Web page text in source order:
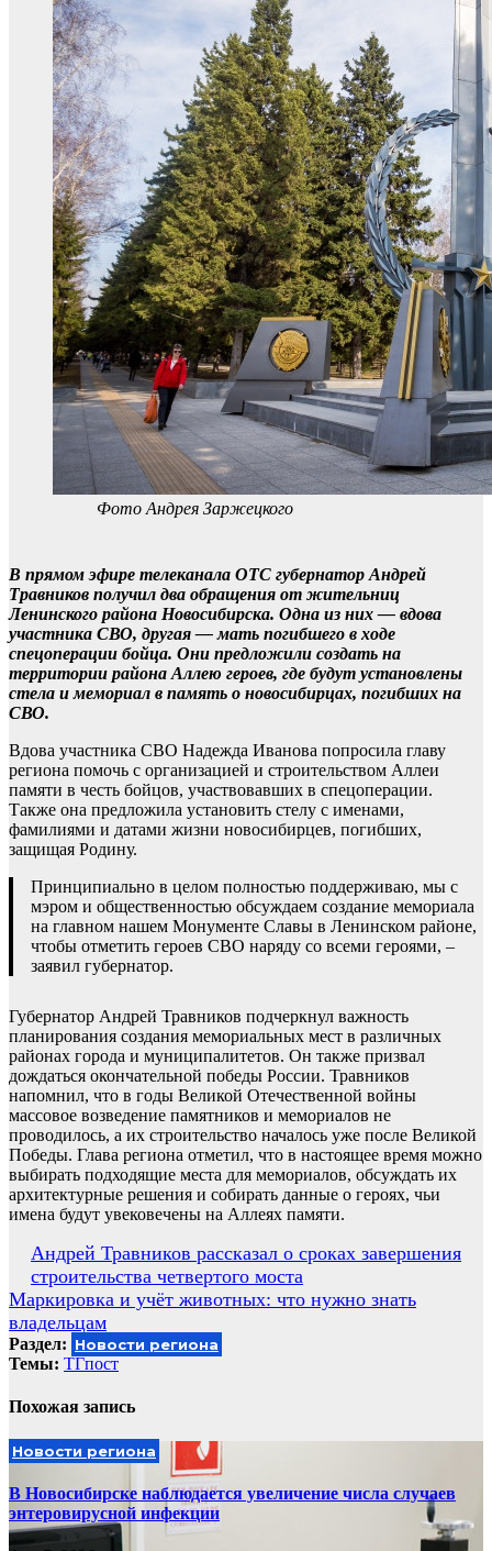
Фото Андрея Заржецкого
В прямом эфире телеканала ОТС губернатор Андрей
Травников получил два обращения от жительниц
Ленинского района Новосибирска. Одна из них — вдова
участника СВО, другая — мать погибшего в ходе
спецоперации бойца. Они предложили создать на
территории района Аллею героев, где будут установлены
стела и мемориал в память о новосибирцах, погибших на
СВО.
Вдова участника СВО Надежда Иванова попросила главу
региона помочь с организацией и строительством Аллеи
памяти в честь бойцов, участвовавших в спецоперации.
Также она предложила установить стелу с именами,
фамилиями и датами жизни новосибирцев, погибших,
защищая Родину.
Принципиально в целом полностью поддерживаю, мы с
мэром и общественностью обсуждаем создание мемориала
на главном нашем Монументе Славы в Ленинском районе,
чтобы отметить героев СВО наряду со всеми героями, –
заявил губернатор.
Губернатор Андрей Травников подчеркнул важность
планирования создания мемориальных мест в различных
районах города и муниципалитетов. Он также призвал
дождаться окончательной победы России. Травников
напомнил, что в годы Великой Отечественной войны
массовое возведение памятников и мемориалов не
проводилось, а их строительство началось уже после Великой
Победы. Глава региона отметил, что в настоящее время можно
выбирать подходящие места для мемориалов, обсуждать их
архитектурные решения и собирать данные о героях, чьи
имена будут увековечены на Аллеях памяти.
Навигация
по
записям
Андрей Травников рассказал о сроках завершения
строительства четвертого моста
Маркировка и учёт животных: что нужно знать
владельцам
Раздел: Новости региона
Темы: ТГпост
Похожая запись
Новости региона
В Новосибирске наблюдается увеличение числа случаев
энтеровирусной инфекции